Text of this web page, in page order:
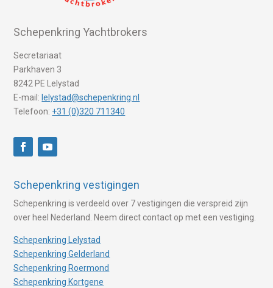
Schepenkring Yachtbrokers
Secretariaat
Parkhaven 3
8242 PE Lelystad
E-mail: lelystad@schepenkring.nl
Telefoon: +31 (0)320 711340
Schepenkring vestigingen
Schepenkring is verdeeld over 7 vestigingen die verspreid zijn
over heel Nederland. Neem direct contact op met een vestiging.
Schepenkring Lelystad
Schepenkring Gelderland
Schepenkring Roermond
Schepenkring Kortgene